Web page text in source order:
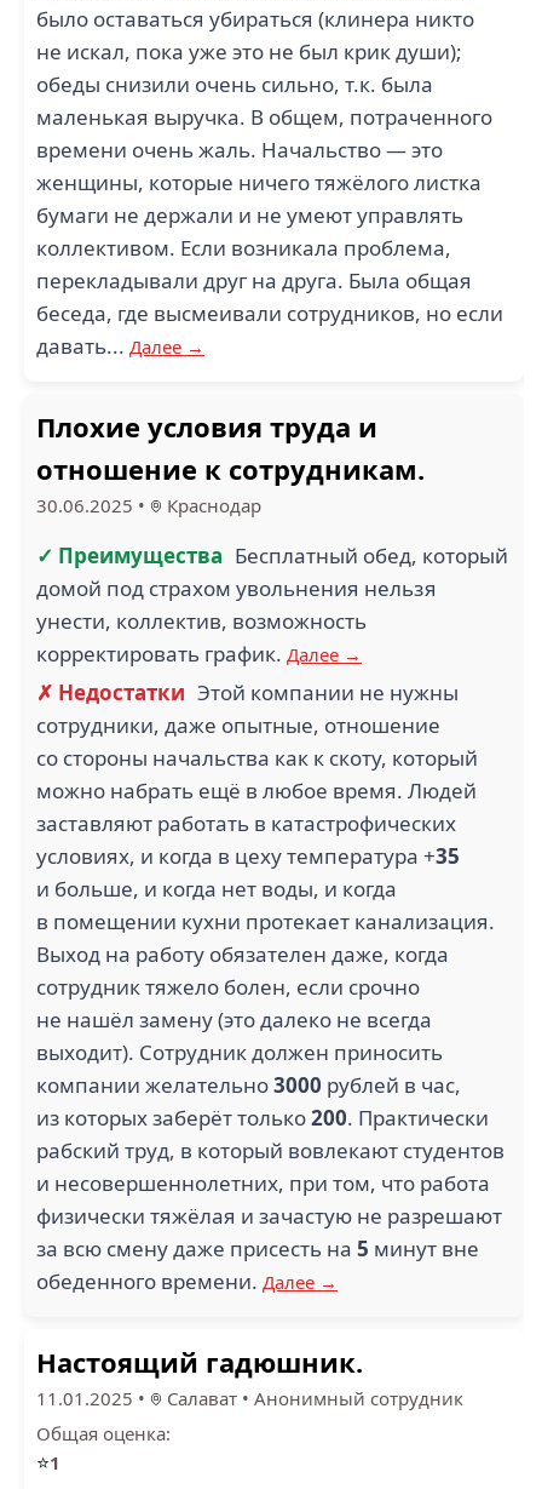
было оставаться убираться (клинера никто
не искал, пока уже это не был крик души);
обеды снизили очень сильно, т.к. была
маленькая выручка. В общем, потраченного
времени очень жаль. Начальство — это
женщины, которые ничего тяжёлого листка
бумаги не держали и не умеют управлять
коллективом. Если возникала проблема,
перекладывали друг на друга. Была общая
беседа, где высмеивали сотрудников, но если
давать... Далее →
Плохие условия труда и
отношение к сотрудникам.
30.06.2025 • Краснодар
✓ Преимущества Бесплатный обед, который
домой под страхом увольнения нельзя
унести, коллектив, возможность
корректировать график. Далее →
✗ Недостатки Этой компании не нужны
сотрудники, даже опытные, отношение
со стороны начальства как к скоту, который
можно набрать ещё в любое время. Людей
заставляют работать в катастрофических
условиях, и когда в цеху температура +35
и больше, и когда нет воды, и когда
в помещении кухни протекает канализация.
Выход на работу обязателен даже, когда
сотрудник тяжело болен, если срочно
не нашёл замену (это далеко не всегда
выходит). Сотрудник должен приносить
компании желательно3000 рублей в час,
из которых заберёт только200. Практически
рабский труд, в который вовлекают студентов
и несовершеннолетних, при том, что работа
физически тяжёлая и зачастую не разрешают
за всю смену даже присесть на 5 минут вне
обеденного времени. Далее →
Настоящий гадюшник.
11.01.2025 • Салават • Анонимный сотрудник
Общая оценка:
⭐1